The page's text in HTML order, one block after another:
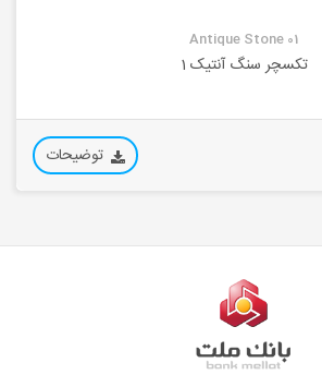
Antique Stone 01
تکسچر سنگ آنتیک 1
توضیحات